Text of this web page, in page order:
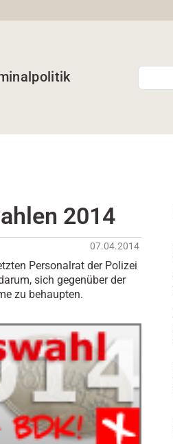
W
e
s
E
r
c
2014
07.04.2014
Personalrat der Polizei
sich gegenüber der
zu behaupten.